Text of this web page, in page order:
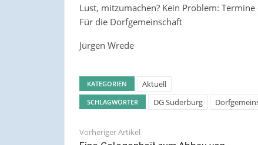
Lust, mitzumachen? Kein Problem: Termine
Für die Dorfgemeinschaft
Jürgen Wrede
KATEGORIEN Aktuell
SCHLAGWÖRTER DG Suderburg
Vorheriger Artikel